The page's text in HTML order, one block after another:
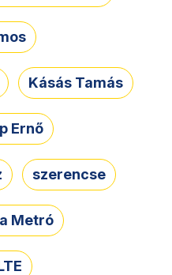
Kásás Tamás
Ernő
szerencse
Metró